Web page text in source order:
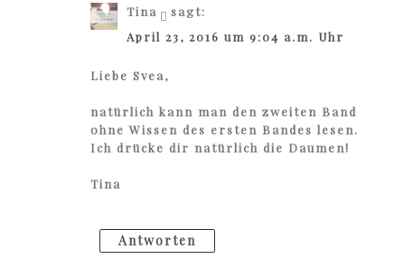
Tina
sagt:
April 23, 2016 um 9:04 a.m. Uhr
Liebe Svea,
natürlich kann man den zweiten Band
ohne Wissen des ersten Bandes lesen.
Ich drücke dir natürlich die Daumen!
Tina
Antworten